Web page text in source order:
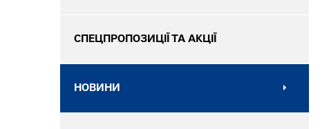
СПЕЦПРОПОЗИЦІЇ ТА АКЦІЇ
НОВИНИ